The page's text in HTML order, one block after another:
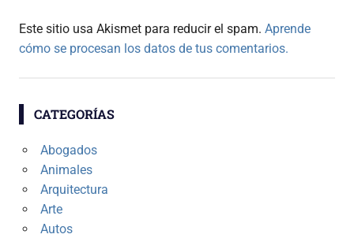
Este sitio usa Akismet para reducir el spam. Aprende
cómo se procesan los datos de tus comentarios.
CATEGORÍAS
Abogados
Animales
Arquitectura
Arte
Autos